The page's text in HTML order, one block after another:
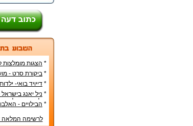
*
הרשימה הטובה
* ביקורת סרט -
* דייויד בואי-
אישיים
* ניל יאנג
עולה כרטיס
* הבילויים -
לרשימה המלאה